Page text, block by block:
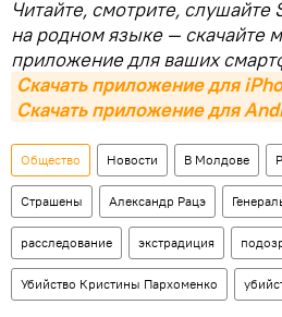
Читайте, смотрите,
на родном языке — скачайте
приложение для ваших
Скачать приложение для
Скачать приложение для
Общество Новости В Молдове
Страшены Александр Рацэ
расследование экстрадиция
Убийство Кристины Пархоменко